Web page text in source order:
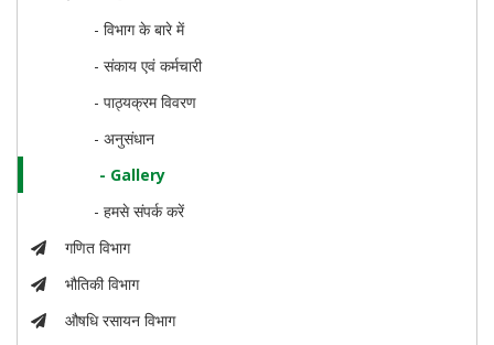
- विभाग के बारे में
- संकाय एवं कर्मचारी
- पाठ्यक्रम विवरण
- अनुसंधान
- Gallery
- हमसे संपर्क करें
गणित विभाग
भौतिकी विभाग
औषधि रसायन विभाग